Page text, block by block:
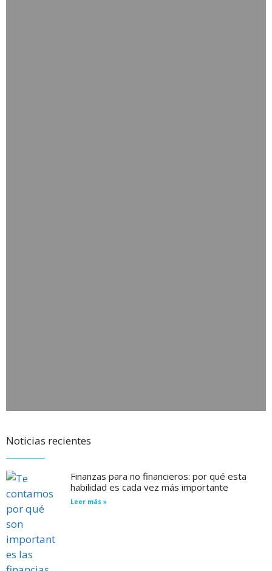
Noticias recientes
Finanzas para no financieros: por qué esta
habilidad es cada vez más importante
Leer más »